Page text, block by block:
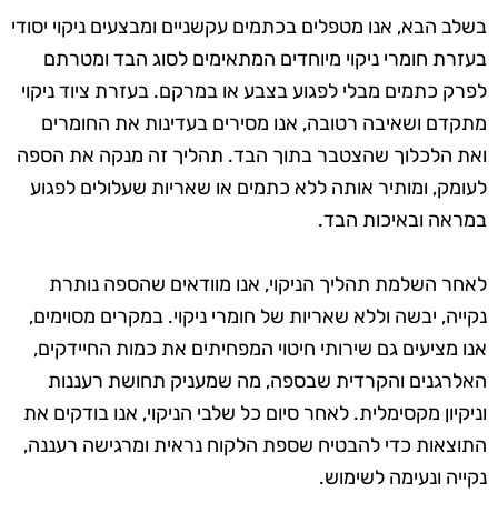
בשלב הבא, אנו מטפלים בכתמים עקשניים ומבצעים ניקוי יסודי
בעזרת חומרי ניקוי מיוחדים המתאימים לסוג הבד ומטרתם
לפרק כתמים מבלי לפגוע בצבע או במרקם. בעזרת ציוד ניקוי
מתקדם ושאיבה רטובה, אנו מסירים בעדינות את החומרים
ואת הלכלוך שהצטבר בתוך הבד. תהליך זה מנקה את הספה
לעומק, ומותיר אותה ללא כתמים או שאריות שעלולים לפגוע
במראה ובאיכות הבד.
לאחר השלמת תהליך הניקוי, אנו מוודאים שהספה נותרת
נקייה, יבשה וללא שאריות של חומרי ניקוי. במקרים מסוימים,
אנו מציעים גם שירותי חיטוי המפחיתים את כמות החיידקים,
האלרגנים והקרדית שבספה, מה שמעניק תחושת רעננות
וניקיון מקסימלית. לאחר סיום כל שלבי הניקוי, אנו בודקים את
התוצאות כדי להבטיח שספת הלקוח נראית ומרגישה רעננה,
נקייה ונעימה לשימוש.